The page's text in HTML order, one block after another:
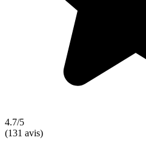
4.7/5
(131 avis)